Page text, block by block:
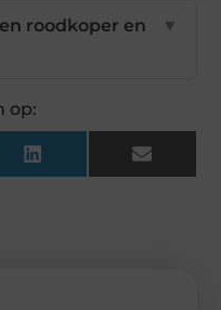
roodkoper en
▼
op:
LinkedIn Email